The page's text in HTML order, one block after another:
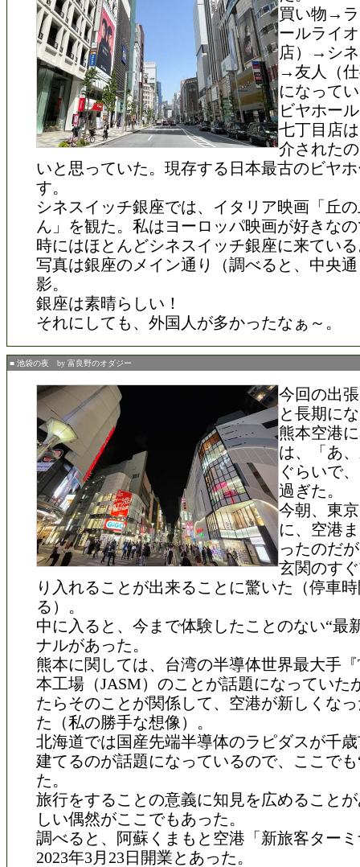
買い物→
ールライ
店）→シ
→友人（
になって
ビヤホー
七丁目店
介された
いと思っていた。現存する日本最古のビヤ
す。
シネスイッチ銀座では、イタリア映画「丘
ん」を観た。私はヨーロッパ映画が好きな
時にはほとんどシネスイッチ銀座に来てい
写真は銀座のメイン通り（調べると、中央
影。
銀座は素晴らしい！
それにしても、外国人が多かったなぁ～。
■ 池袋の夜 by 富良野のオダジー
今回の出
と長期に
熊本空港
は、「あ
ぐらいで
過ぎた。
今朝、東
に、空港
ったのだ
玄関のす
り入れることが出来ることに驚いた（停車
る）。
中に入ると、今まで体験したことのない“最
ナルがあった。
熊本に関しては、台湾の半導体世界最大手
本工場（JASM）のことが話題になっていた
たらそのことが関係して、空港が新しくな
た（私の勝手な想像）。
北海道では国産先端半導体のラピダスが千
建てるのが話題になっているので、ここでも
た。
旅行をすることの意義に知見を広めること
しい偶然がここでもあった。
調べると、阿蘇くまもと空港「新旅客ター
2023年3月23日開業とあった。